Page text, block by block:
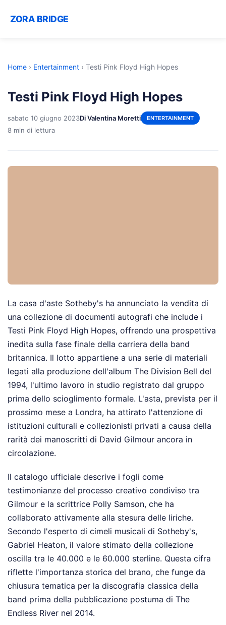
ZORA BRIDGE
Home › Entertainment › Testi Pink Floyd High Hopes
Testi Pink Floyd High Hopes
sabato 10 giugno 2023Di Valentina Moretti ENTERTAINMENT
8 min di lettura
La casa d'aste Sotheby's ha annunciato la vendita di
una collezione di documenti autografi che include i
Testi Pink Floyd High Hopes, offrendo una prospettiva
inedita sulla fase finale della carriera della band
britannica. Il lotto appartiene a una serie di materiali
legati alla produzione dell'album The Division Bell del
1994, l'ultimo lavoro in studio registrato dal gruppo
prima dello scioglimento formale. L'asta, prevista per il
prossimo mese a Londra, ha attirato l'attenzione di
istituzioni culturali e collezionisti privati a causa della
rarità dei manoscritti di David Gilmour ancora in
circolazione.
Il catalogo ufficiale descrive i fogli come
testimonianze del processo creativo condiviso tra
Gilmour e la scrittrice Polly Samson, che ha
collaborato attivamente alla stesura delle liriche.
Secondo l'esperto di cimeli musicali di Sotheby's,
Gabriel Heaton, il valore stimato della collezione
oscilla tra le 40.000 e le 60.000 sterline. Questa cifra
riflette l'importanza storica del brano, che funge da
chiusura tematica per la discografia classica della
band prima della pubblicazione postuma di The
Endless River nel 2014.